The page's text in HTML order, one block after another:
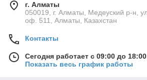
г. Алматы
050019, г. Алматы, Медеуский р-н,
оф. 511, Алматы, Казахстан
Контакты
Сегодня работает с 09:00 до 18:00
Показать весь график работы